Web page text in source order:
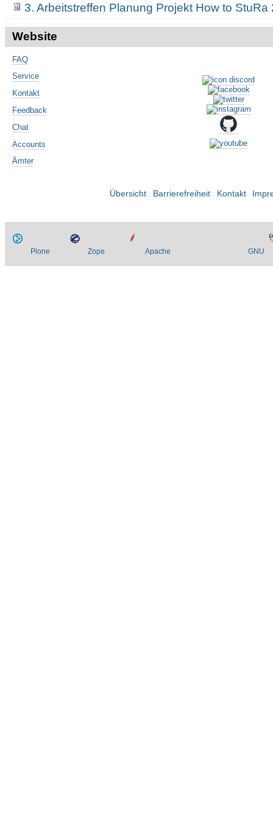
3. Arbeitstreffen Planung Projekt How to StuRa
Website
FAQ
Service
Kontakt
Feedback
Chat
Accounts
Ämter
Übersicht Barrierefreiheit Kontakt
Plone Zope Apache GNU